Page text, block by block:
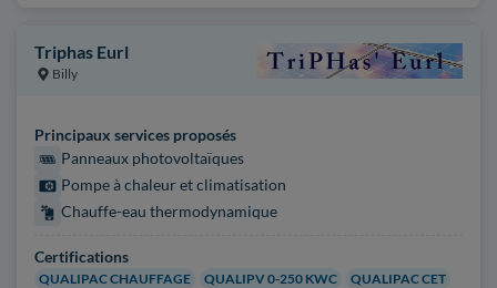
Triphas Eurl
Billy
Principaux services proposés
Panneaux photovoltaïques
Pompe à chaleur et climatisation
Chauffe-eau thermodynamique
Certifications
QUALIPAC CHAUFFAGE QUALIPV 0-250 KWC
QUALIPAC CET